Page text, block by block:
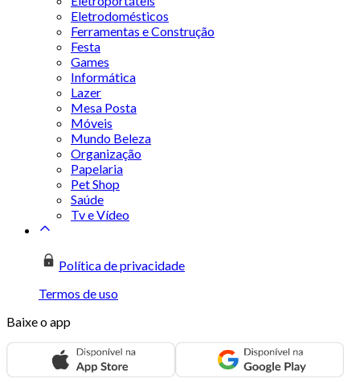
Eletrodomésticos
Ferramentas e Construção
Festa
Games
Informática
Lazer
Mesa Posta
Móveis
Mundo Beleza
Organização
Papelaria
Pet Shop
Saúde
Tv e Vídeo
Política de privacidade
Termos de uso
Baixe o app